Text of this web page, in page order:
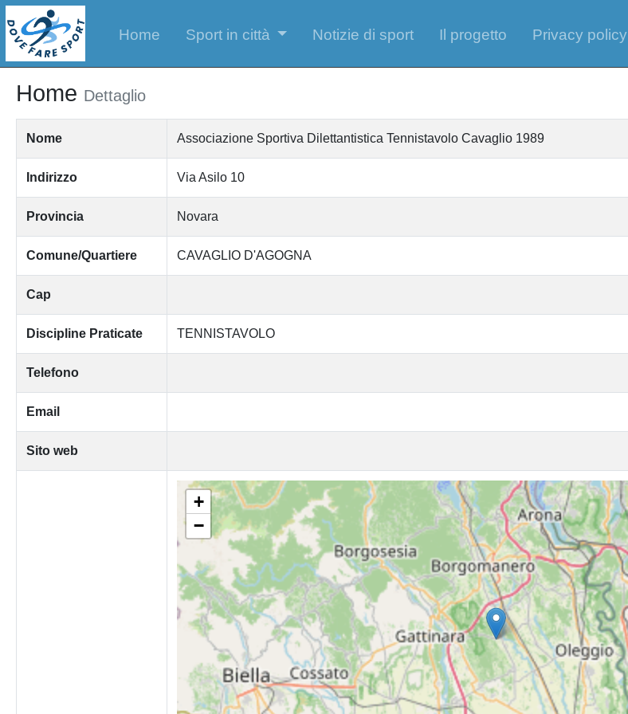
Home Sport in città Notizie di sport Il progetto Privacy policy
Home Dettaglio
Nome Associazione Sportiva Dilettantistica Tennistavolo Cavaglio 1989
Indirizzo Via Asilo 10
Provincia Novara
Comune/Quartiere CAVAGLIO D'AGOGNA
Cap
Discipline Praticate TENNISTAVOLO
Telefono
Email
Sito web
+
−